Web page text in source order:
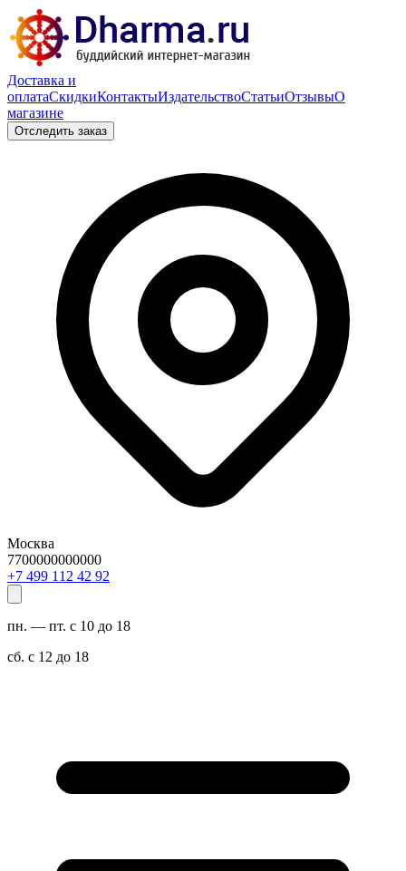
Доставка и
оплатаСкидкиКонтактыИздательствоСтатьиОтзывыО
магазине
Отследить заказ
Москва
7700000000000
29 24 211 994 7+
пн. — пт. с 10 до 18
сб. с 12 до 18